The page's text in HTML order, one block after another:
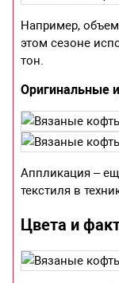
Например,
этом сезоне
тон.
Оригинальные
Аппликация –
текстиля в
Цвета и